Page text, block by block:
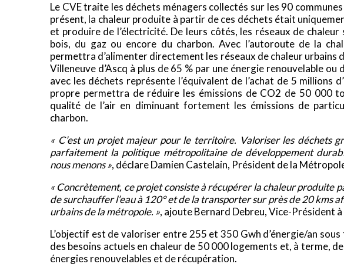
Le CVE traite les déchets ménagers collectés sur les 90
présent, la chaleur produite à partir de ces déchets était
et produire de l’électricité. De leurs côtés, les réseaux de
bois, du gaz ou encore du charbon. Avec l’autoroute de la
permettra d’alimenter directement les réseaux de chaleur urbains
Villeneuve d’Ascq à plus de 65 % par une énergie renouvelable
avec les déchets représente l’équivalent de l’achat de 5 millions
propre permettra de réduire les émissions de CO2 de 50 000
qualité de l’air en diminuant fortement les émissions de
charbon.
« C’est un projet majeur pour le territoire. Valoriser les déchets
parfaitement la politique métropolitaine de développement
nous menons », déclare Damien Castelain, Président de la
« Concrètement, ce projet consiste à récupérer la chaleur produite
de surchauffer l’eau à 120° et de la transporter sur près de 20 kms
urbains de la métropole. », ajoute Bernard Debreu, Vice-Président
L’objectif est de valoriser entre 255 et 350 Gwh d’énergie/an
des besoins actuels en chaleur de 50 000 logements et, à terme,
énergies renouvelables et de récupération.